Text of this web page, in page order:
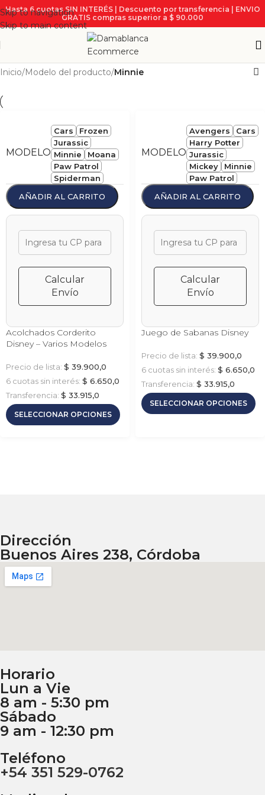
Skip to navigation
Skip to main content
Hasta 6 cuotas SIN INTERÉS | Descuento por transferencia | ENVIO
GRATIS compras superior a $ 90.000
Inicio/Modelo del producto/Minnie
MODELO
Cars
Frozen
Jurassic
Minnie
Moana
Paw Patrol
Spiderman
AÑADIR AL CARRITO
Calcular
Envío
Acolchados Corderito
Disney – Varios Modelos
Precio de lista: $ 39.900,0
6 cuotas sin interés: $ 6.650,0
Transferencia: $ 33.915,0
SELECCIONAR OPCIONES
MODELO
Avengers
Cars
Harry Potter
Jurassic
Mickey
Minnie
Paw Patrol
AÑADIR AL CARRITO
Calcular
Envío
Juego de Sabanas Disney
Precio de lista: $ 39.900,0
6 cuotas sin interés: $ 6.650,0
Transferencia: $ 33.915,0
SELECCIONAR OPCIONES
Dirección
Buenos Aires 238, Córdoba
Horario
Lun a Vie
8 am - 5:30 pm
Sábado
9 am - 12:30 pm
Teléfono
+54 351 529-0762